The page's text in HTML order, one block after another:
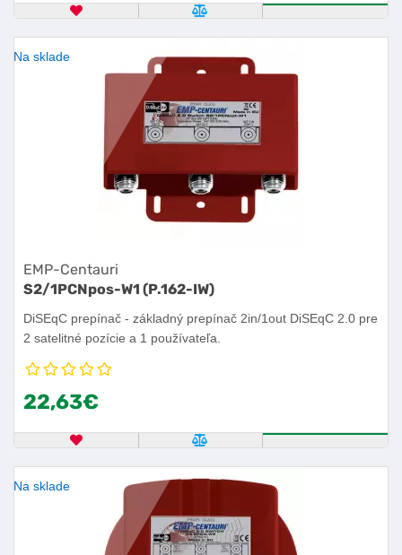
OBĽÚBENÝ PRODUKT POROVNAŤ PRODUKT
Na sklade
EMP-Centauri
S2/1PCNpos-W1 (P.162-IW)
DiSEqC prepínač - základný prepínač 2in/1out DiSEqC 2.0 pre
2 satelitné pozície a 1 používateľa.
22,63€
OBĽÚBENÝ PRODUKT POROVNAŤ PRODUKT
Na sklade